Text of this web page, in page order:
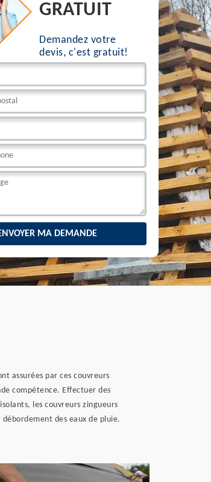
GRATUIT
Demandez votre
devis, c'est gratuit!
assurées par ces couvreurs
compétence. Effectuer des
les couvreurs zingueurs
des eaux de pluie.